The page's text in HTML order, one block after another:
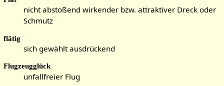
nicht abstoßend wirkender bzw. attraktiver Dreck oder
Schmutz
flätig
sich gewählt ausdrückend
Flugzeugglück
unfallfreier Flug